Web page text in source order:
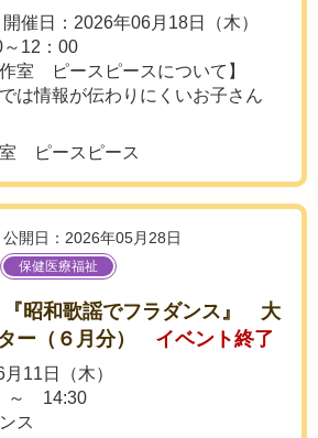
開催日：2026年06月18日（木）
12：00
室 ピースピースについて】
は情報が伝わりにくいお子さん
ピースピース
公開日：2026年05月28日
保健医療福祉
『昭和歌謡でフラダンス』 大
ー（６月分）
イベント終了
11日（木）
～ 14:30
ス